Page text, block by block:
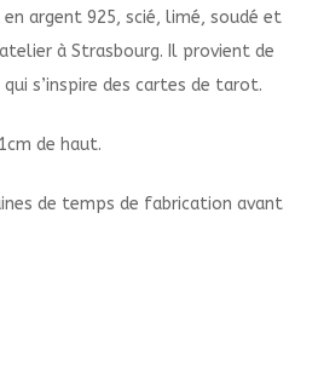
argent 925, scié, limé, soudé et
à Strasbourg. Il provient de
s’inspire des cartes de tarot.
de haut.
de temps de fabrication avant